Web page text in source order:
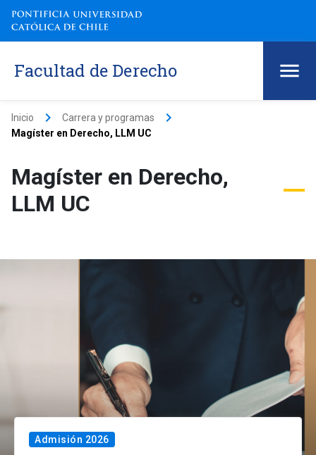
Facultad de Derecho
Inicio keyboard_arrow_right Carrera y programas keyboard_arrow_right
Magíster en Derecho, LLM UC
Magíster en Derecho,
LLM UC
Admisión 2026